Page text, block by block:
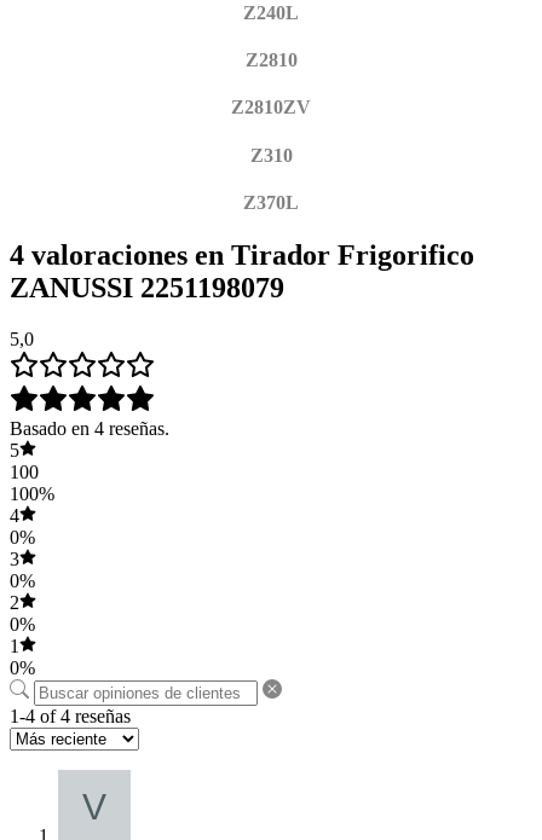
Z240L
Z2810
Z2810ZV
Z310
Z370L
4 valoraciones en Tirador Frigorifico
ZANUSSI 2251198079
5,0
Basado en 4 reseñas.
5
100
100%
4
0%
3
0%
2
0%
1
0%
1-4 of 4 reseñas